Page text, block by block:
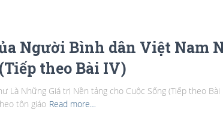
Người Bình dân Việt Nam
theo Bài IV)
Là Những Giá trị Nền tảng cho Cuộc Sống (Tiếp theo
tôn giáo Read more…